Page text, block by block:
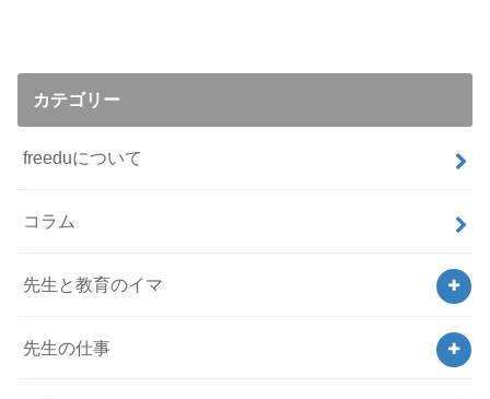
カテゴリー
freeduについて
コラム
先生と教育のイマ
先生の仕事